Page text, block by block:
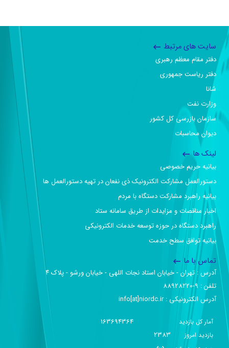
سایت های مرتبط
دفتر مقام معظم رهبری
دفتر ریاست جمهوری
شانا
وزارت نفت
سازمان بازرسی کل کشور
دیوان محاسبات
لینک ها
بیانیه حریم خصوصی
دستورالعمل مشارکت الکترونیک ذی نفعان در تهیه دستورالعمل ها
بیانیه راهبرد مشارکت دستگاه با مردم
اخبار مناقصات و مزایدات از طریق سامانه ستاد
راهبرد دستگاه در حوزه توسعه خدمات الکترونیکی
بیانیه توافق سطح خدمت
تماس با ما
آدرس :‌ تهران - خیابان استاد نجات اللهی - خیابان ورشو - پلاک ۴
تلفن :‌ 9-88928220
آدرس الکترونیکی :‌ info[at]niordc.ir
آمار کل بازدید 163694364
بازديد امروز 2383